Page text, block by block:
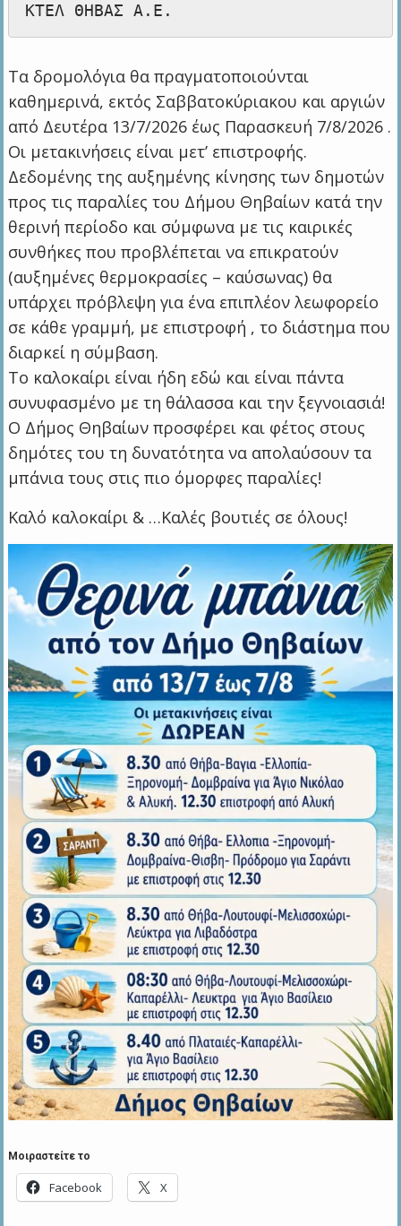
ΚΤΕΛ ΘΗΒΑΣ Α.Ε.
Τα δρομολόγια θα πραγματοποιούνται
καθημερινά, εκτός Σαββατοκύριακου και αργιών
από Δευτέρα 13/7/2026 έως Παρασκευή 7/8/2026 .
Οι μετακινήσεις είναι μετ’ επιστροφής.
Δεδομένης της αυξημένης κίνησης των δημοτών
προς τις παραλίες του Δήμου Θηβαίων κατά την
θερινή περίοδο και σύμφωνα με τις καιρικές
συνθήκες που προβλέπεται να επικρατούν
(αυξημένες θερμοκρασίες – καύσωνας) θα
υπάρχει πρόβλεψη για ένα επιπλέον λεωφορείο
σε κάθε γραμμή, με επιστροφή , το διάστημα που
διαρκεί η σύμβαση.
Το καλοκαίρι είναι ήδη εδώ και είναι πάντα
συνυφασμένο με τη θάλασσα και την ξεγνοιασιά!
Ο Δήμος Θηβαίων προσφέρει και φέτος στους
δημότες του τη δυνατότητα να απολαύσουν τα
μπάνια τους στις πιο όμορφες παραλίες!
Καλό καλοκαίρι & …Καλές βουτιές σε όλους!
Μοιραστείτε το
Facebook X